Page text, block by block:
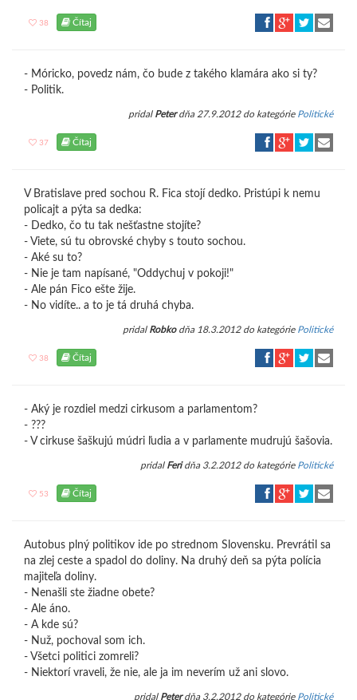
38 Čítaj
- Móricko, povedz nám, čo bude z takého klamára ako si ty?
- Politik.
pridal Peterdňa 27.9.2012 do kategórie Politické
37 Čítaj
V Bratislave pred sochou R. Fica stojí dedko. Pristúpi k nemu
policajt a pýta sa dedka:
- Dedko, čo tu tak nešťastne stojíte?
- Viete, sú tu obrovské chyby s touto sochou.
- Aké su to?
- Nie je tam napísané, "Oddychuj v pokoji!"
- Ale pán Fico ešte žije.
- No vidíte.. a to je tá druhá chyba.
pridal Robkodňa 18.3.2012 do kategórie Politické
38 Čítaj
- Aký je rozdiel medzi cirkusom a parlamentom?
- ???
- V cirkuse šaškujú múdri ľudia a v parlamente mudrujú šašovia.
pridal Feridňa 3.2.2012 do kategórie Politické
53 Čítaj
Autobus plný politikov ide po strednom Slovensku. Prevrátil sa
na zlej ceste a spadol do doliny. Na druhý deň sa pýta polícia
majiteľa doliny.
- Nenašli ste žiadne obete?
- Ale áno.
- A kde sú?
- Nuž, pochoval som ich.
- Všetci politici zomreli?
- Niektorí vraveli, že nie, ale ja im neverím už ani slovo.
pridal Peterdňa 3.2.2012 do kategórie Politické